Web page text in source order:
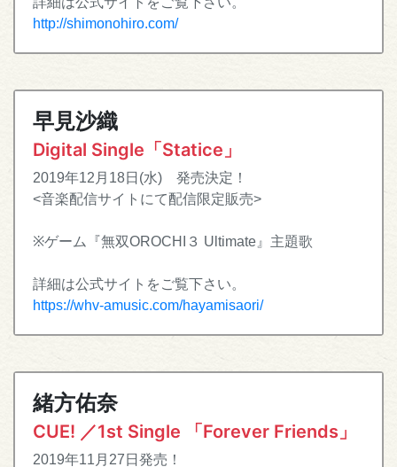
http://shimonohiro.com/
早見沙織
Digital Single「Statice」
2019年12月18日(水) 発売決定！
<音楽配信サイトにて配信限定販売>
※ゲーム『無双OROCHI３ Ultimate』主題歌
詳細は公式サイトをご覧下さい。
https://whv-amusic.com/hayamisaori/
緒方佑奈
CUE! ／1st Single 「Forever Friends」
2019年11月27日発売！